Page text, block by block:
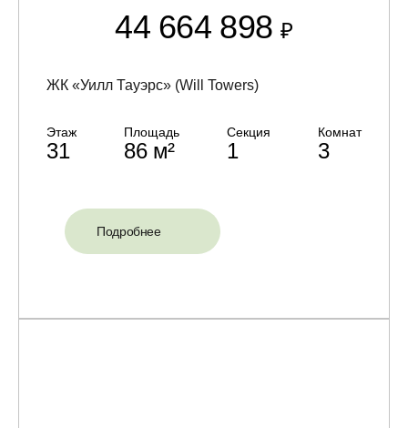
44 664 898₽
ЖК «Уилл Тауэрс» (Will Towers)
Этаж
31
Площадь
86 м²
Секция
1
Комнат
3
Подробнее